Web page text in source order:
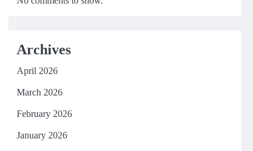
Archives
April 2026
March 2026
February 2026
January 2026